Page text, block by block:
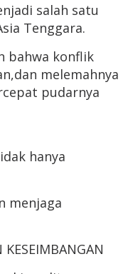
salah satu
Tenggara.
bahwa konflik
melemahnya
pudarnya
hanya
menjaga